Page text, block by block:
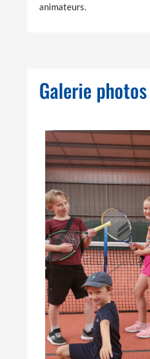
animateurs.
Galerie photos